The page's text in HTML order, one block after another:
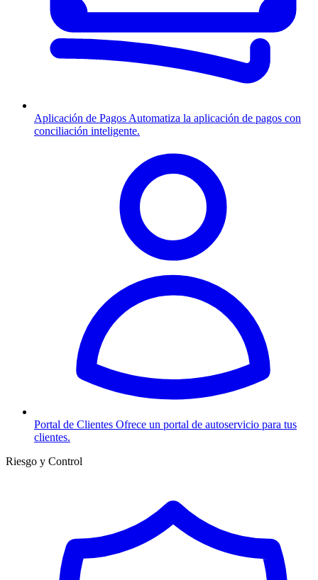
Aplicación de Pagos Automatiza la aplicación de pagos con
conciliación inteligente.
Portal de Clientes Ofrece un portal de autoservicio para tus
clientes.
Riesgo y Control